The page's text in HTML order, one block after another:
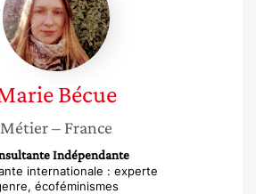
Bécue
Métier– France
Indépendante
internationale : experte
écoféminismes